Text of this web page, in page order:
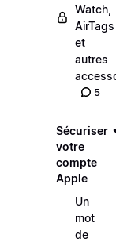
Watch,
AirTags
et
autres
5
Sécuriser
votre
compte
Apple
Un
mot
de